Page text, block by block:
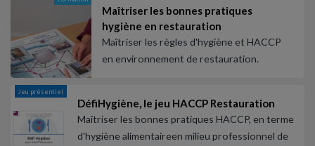
Maîtriser les bonnes pratiques
hygiène en restauration
Maîtriser les règles d'hygiène et HACCP
en environnement de restauration.
Jeu présentiel
DéfiHygiène, le jeu HACCP Restauration
Maîtriser les bonnes pratiques HACCP, en terme
d'hygiène alimentaireen milieu professionnel de